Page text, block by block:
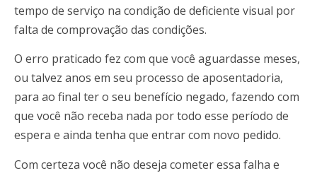
tempo de serviço na condição de deficiente visual por
falta de comprovação das condições.
O erro praticado fez com que você aguardasse meses,
ou talvez anos em seu processo de aposentadoria,
para ao final ter o seu benefício negado, fazendo com
que você não receba nada por todo esse período de
espera e ainda tenha que entrar com novo pedido.
Com certeza você não deseja cometer essa falha e